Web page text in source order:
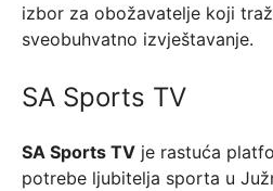
izbor za obožavatelje koji
sveobuhvatno izvještavanje.
SA Sports TV
SA Sports TV je rastuća
potrebe ljubitelja sporta u